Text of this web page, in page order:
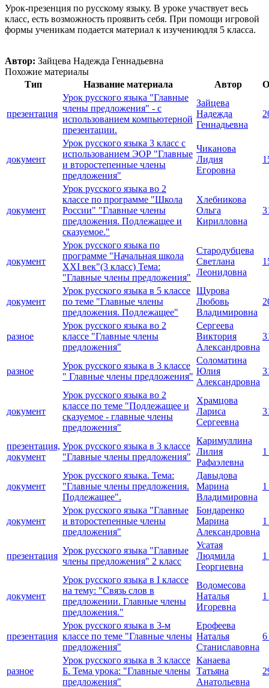
Урок-презенция по русскому языку. В уроке участвует весь
класс, есть возможность проявить себя. При помощи игровой
формы ученикам подается материал к изучениюдля 5 класса.
Автор: Зайцева Надежда Геннадьевна
Похожие материалы
Тип
Название материала Автор
презентация
Урок русского языка "Главные
члены предложения" - с
использованием компьютерной
презентации.
Зайцева
Надежда
Геннадьевна
документ
Урок русского языка 3 класс с
использованием ЭОР "Главные
и второстепенные члены
предложения"
Чиканова
Лидия
Егоровна
документ
Урок русского языка во 2
классе по программе "Школа
России" "Главные члены
предложения. Подлежащее и
сказуемое."
Хлебникова
Ольга
Кирилловна
документ
Урок русского языка по
программе "Начальная школа
XXI век"(3 класс) Тема:
"Главные члены предложения"
Стародубцева
Светлана
Леонидовна
документ
Урок русского языка в 5 классе
по теме "Главные члены
предложения. Подлежащее"
Щурова
Любовь
Владимировна
разное
Урок русского языка во 2
классе "Главные члены
предложения"
Сергеева
Виктория
Александровна
разное
Урок русского языка в 3 классе
" Главные члены предложения"
Соломатина
Юлия
Александровна
документ
Урок русского языка во 2
классе по теме "Подлежащее и
сказуемое - главные члены
предложения"
Храмцова
Лариса
Сергеевна
презентация,
документ
Урок русского языка в 3 классе
"Главные члены предложения"
Каримуллина
Лилия
Рафаэлевна
документ
Урок русского языка. Тема:
"Главные члены предложения.
Подлежащее".
Давыдова
Марина
Владимировна
документ
Урок русского языка "Главные
и второстепенные члены
предложения"
Бондаренко
Марина
Александровна
презентация
Урок русского языка "Главные
члены предложения" 2 класс
Усатая
Людмила
Георгиевна
документ
Урок русского языка в I классе
на тему: "Связь слов в
предложении. Главные члены
предложения."
Водомесова
Наталья
Игоревна
презентация
Урок русского языка в 3-м
классе по теме "Главные члены
предложения"
Ерофеева
Наталья
Станиславовна
6
разное
Урок русского языка в 3 классе
Б. Тема урока: "Главные члены
предложения"
Канаева
Татьяна
Анатольевна